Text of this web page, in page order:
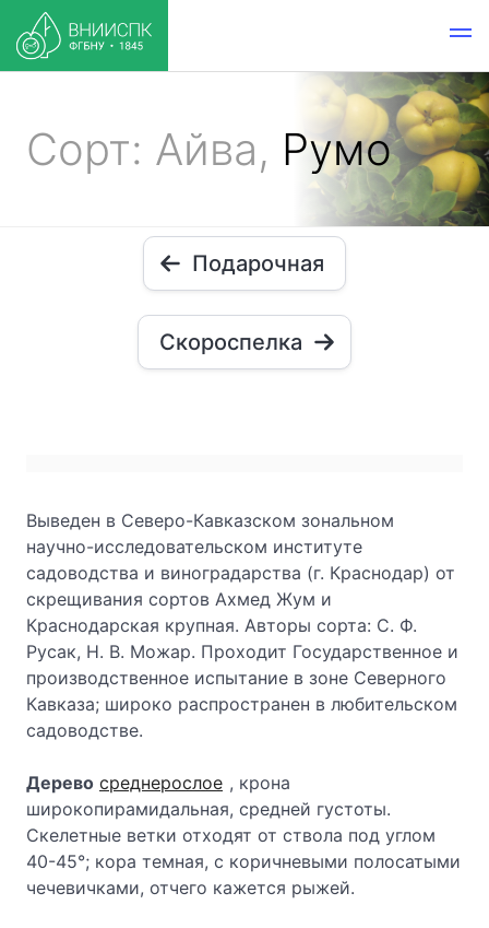
Сорт: Айва, Румо
Подарочная
Скороспелка
Выведен в Северо-Кавказском зональном
научно-исследо­ва­тель­ском институте
садоводства и виноградарства (г. Краснодар) от
скрещивания сортов Ахмед Жум и
Краснодарская крупная. Авторы сорта: С. Ф.
Русак, Н. В. Можар. Проходит Государственное и
производственное испытание в зоне Северного
Кавказа; широко распространен в любительском
садоводстве.
Дерево среднерослое , крона
широкопирамидальная, средней густоты.
Скелетные ветки отходят от ствола под углом
40-45°; кора темная, с коричневыми полосатыми
чечевичками, отчего кажется рыжей.